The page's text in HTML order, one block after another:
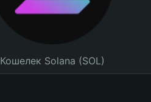
Кошелек Solana (SOL)